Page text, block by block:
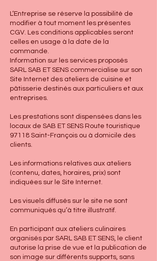
L’Entreprise se réserve la possibilité de
modifier à tout moment les présentes
CGV. Les conditions applicables seront
celles en usage à la date de la
commande.
Information sur les services proposés
SARL SAB ET SENS commercialise sur son
Site Internet des ateliers de cuisine et
pâtisserie destinés aux particuliers et aux
entreprises.
Les prestations sont dispensées dans les
locaux de SAB ET SENS Route touristique
97118 Saint-François ou à domicile des
clients.
Les informations relatives aux ateliers
(contenu, dates, horaires, prix) sont
indiquées sur le Site Internet.
Les visuels diffusés sur le site ne sont
communiqués qu’à titre illustratif.
En participant aux ateliers culinaires
organisés par SARL SAB ET SENS, le client
autorise la prise de vue et la publication de
son image sur différents supports, sans